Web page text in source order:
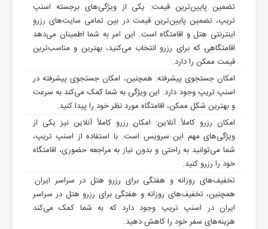
تضمین پایین‌ترین قیمت: یکی از ویژگی‌های برجسته اسنپ
تریپ، تضمین پایین‌ترین قیمت در بین تمامی سایت‌های رزرو
اینترنتی هتل و اقامتگاه است. این امر به شما اطمینان می‌دهد
اقامتگاهی که برای رزرو انتخاب می‌کنید، بهترین و مناسب‌ترین
قیمت ممکن را دارد.
امکان جستجوی پیشرفته: همچنین، امکان جستجوی پیشرفته در
اسنپ تریپ وجود دارد. این ویژگی به شما کمک می‌کند به سرعت
و بهترین شکل ممکن، اقامتگاه مورد نظر خود را پیدا کنید.
امکان رزرو کاملاً آنلاین: امکان رزرو کاملاً آنلاین نیز یکی از
ویژگی‌های مهم این سرویس است. با استفاده از اسنپ تریپ،
شما می‌توانید به راحتی و بدون نیاز به مراجعه حضوری، اقامتگاه
خود را رزرو کنید.
تخفیف‌های روزانه و هفتگی برای رزرو هتل در سراسر ایران:
همچنین، تخفیف‌های روزانه و هفتگی برای رزرو هتل در سراسر
ایران در اسنپ تریپ وجود دارد که به شما کمک می‌کند
هزینه‌های سفر خود را کاهش دهید.